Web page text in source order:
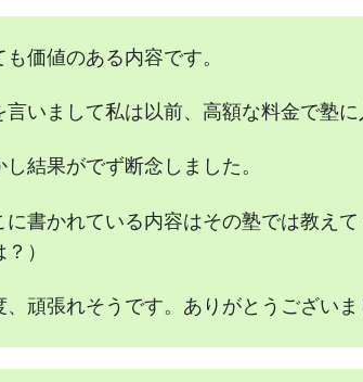
も価値のある内容です。
言いまして私は以前、高額な料金で塾に
し結果がでず断念しました。
に書かれている内容はその塾では教え
）
、頑張れそうです。ありがとうございま